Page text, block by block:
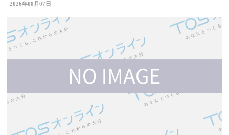
ジする」大分
2026年08月07日